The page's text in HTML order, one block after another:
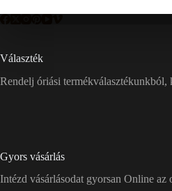
Választék
Rendelj óriási termékválasztékunkból,
Gyors vásárlás
Intézd vásárlásodat gyorsan Online